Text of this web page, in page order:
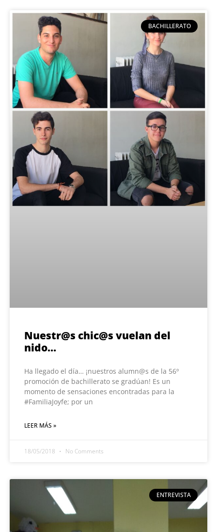
BACHILLERATO
Nuestr@s chic@s vuelan del
nido…
Ha llegado el día… ¡nuestros alumn@s de la 56º
promoción de bachillerato se gradúan! Es un
momento de sensaciones encontradas para la
#FamiliaJoyfe; por un
LEER MÁS »
18/05/2018 No Comments
ENTREVISTA